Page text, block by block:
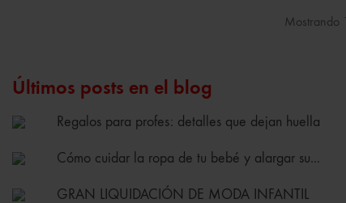
Mostrando
Últimos posts en el blog
Regalos para profes: detalles que dejan huella
Cómo cuidar la ropa de tu bebé y alargar su...
GRAN LIQUIDACIÓN DE MODA INFANTIL